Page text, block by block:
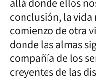
allá donde ellos
conclusión, la vida
comienzo de otra
donde las almas
compañía de los
creyentes de las